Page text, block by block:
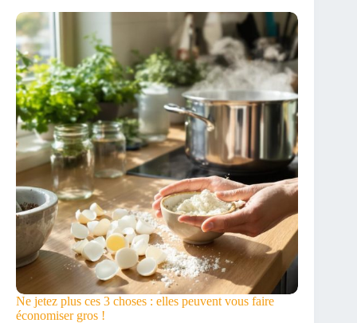
Ne jetez plus ces 3 choses : elles peuvent vous faire
économiser gros !